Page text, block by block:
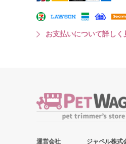
お支払いについて詳しく
運営会社 ジャペル株式